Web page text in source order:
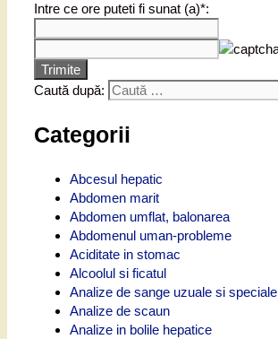
Intre ce ore puteti fi sunat (a)*:
Trimite
Caută după:
Categorii
Abcesul hepatic
Abdomen marit
Abdomen umflat, balonarea
Abdomenul uman-probleme
Aciditate in stomac
Alcoolul si ficatul
Analize de sange uzuale si speciale
Analize de scaun
Analize in bolile hepatice